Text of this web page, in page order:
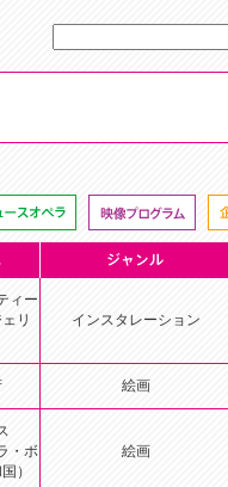
ィー
リ
インスタレーション
絵画
・ボ
）
絵画